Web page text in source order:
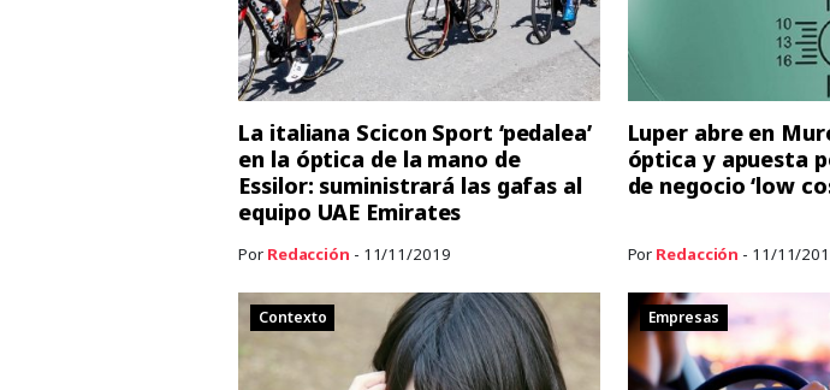
La italiana Scicon Sport ‘pedalea’
en la óptica de la mano de
Essilor: suministrará las gafas al
equipo UAE Emirates
Por Redacción - 11/11/2019
Luper abre en
óptica y apuesta
de negocio ‘low
Por Redacción - 11/11/
Contexto Empresas